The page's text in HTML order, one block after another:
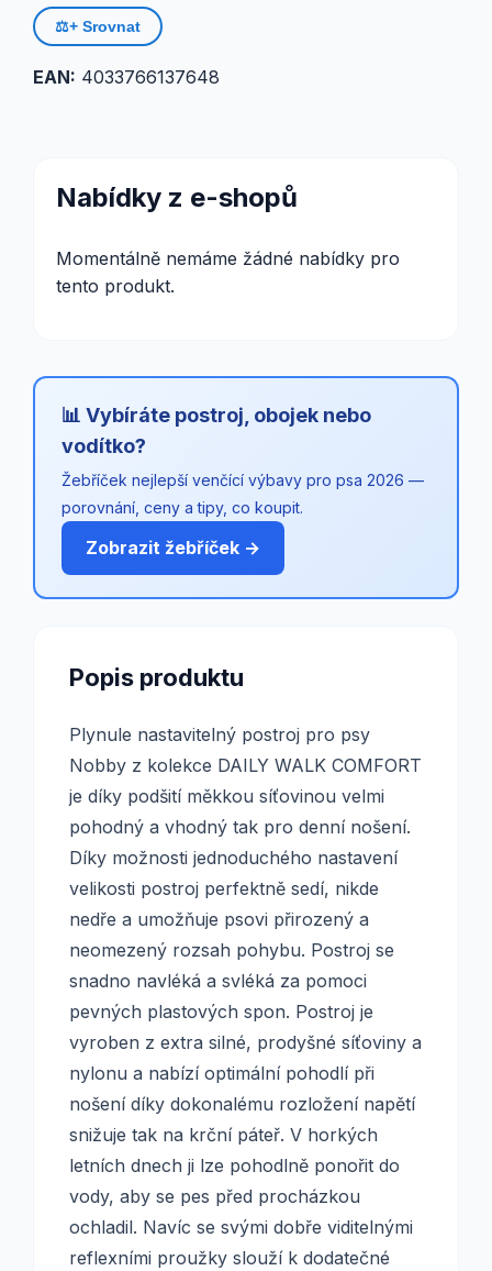
⚖️+ Srovnat
EAN: 4033766137648
Nabídky z e-shopů
Momentálně nemáme žádné nabídky pro
tento produkt.
📊 Vybíráte postroj, obojek nebo
vodítko?
Žebříček nejlepší venčící výbavy pro psa 2026 —
porovnání, ceny a tipy, co koupit.
Zobrazit žebříček →
Popis produktu
Plynule nastavitelný postroj pro psy
Nobby z kolekce DAILY WALK COMFORT
je díky podšití měkkou síťovinou velmi
pohodný a vhodný tak pro denní nošení.
Díky možnosti jednoduchého nastavení
velikosti postroj perfektně sedí, nikde
nedře a umožňuje psovi přirozený a
neomezený rozsah pohybu. Postroj se
snadno navléká a svléká za pomoci
pevných plastových spon. Postroj je
vyroben z extra silné, prodyšné síťoviny a
nylonu a nabízí optimální pohodlí při
nošení díky dokonalému rozložení napětí
snižuje tak na krční páteř. V horkých
letních dnech ji lze pohodlně ponořit do
vody, aby se pes před procházkou
ochladil. Navíc se svými dobře viditelnými
reflexními proužky slouží k dodatečné